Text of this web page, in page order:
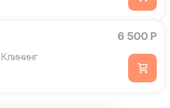
Клининг
6 500 Р